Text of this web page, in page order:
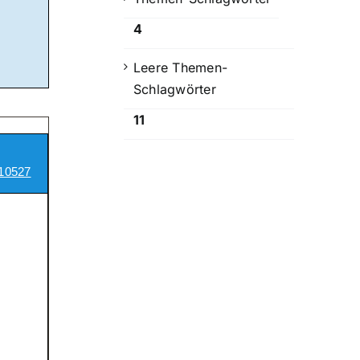
4
Leere Themen-
Schlagwörter
11